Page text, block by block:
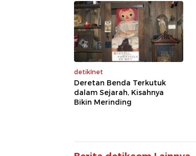
detikInet
Deretan Benda Terkutuk
dalam Sejarah, Kisahnya
Bikin Merinding